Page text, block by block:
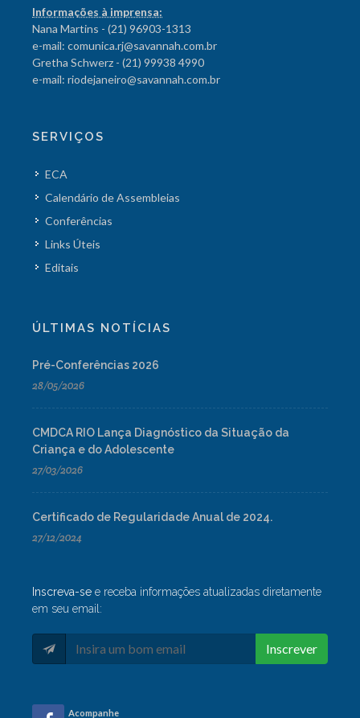
Informações à imprensa:
Nana Martins - (21) 96903-1313
e-mail: comunica.rj@savannah.com.br
Gretha Schwerz - (21) 99938 4990
e-mail: riodejaneiro@savannah.com.br
SERVIÇOS
ECA
Calendário de Assembleias
Conferências
Links Úteis
Editais
ÚLTIMAS NOTÍCIAS
Pré-Conferências 2026
28/05/2026
CMDCA RIO Lança Diagnóstico da Situação da
Criança e do Adolescente
27/03/2026
Certificado de Regularidade Anual de 2024.
27/12/2024
Inscreva-se e receba informações atualizadas diretamente
em seu email:
Inscrever
Acompanhe